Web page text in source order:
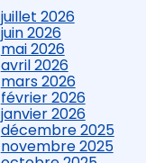
juillet 2026
juin 2026
mai 2026
avril 2026
mars 2026
février 2026
janvier 2026
décembre 2025
novembre 2025